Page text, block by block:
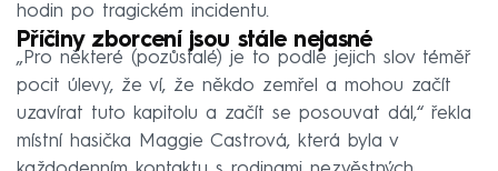
hodin po tragickém incidentu.
Příčiny zborcení jsou stále nejasné
„Pro některé (pozůstalé) je to podle jejich slov téměř
pocit úlevy, že ví, že někdo zemřel a mohou začít
uzavírat tuto kapitolu a začít se posouvat dál,“ řekla
místní hasička Maggie Castrová, která byla v